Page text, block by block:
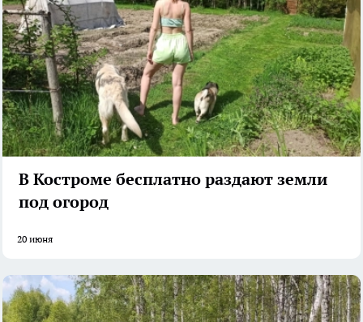
В Костроме бесплатно раздают земли
под огород
20 июня